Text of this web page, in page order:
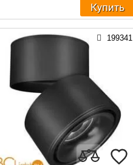
Купить
199341